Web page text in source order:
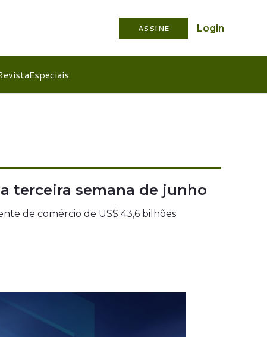
ASSINE Login
Especiais
terceira semana de junho
de comércio de US$ 43,6 bilhões